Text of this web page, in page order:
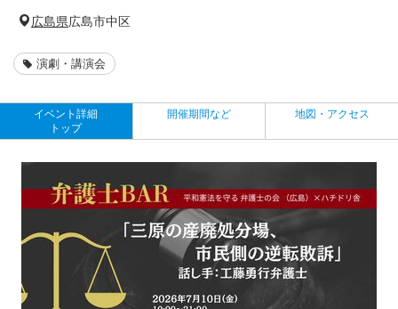
広島県広島市中区
演劇・講演会
イベント詳細
トップ
開催期間など 地図・アクセス